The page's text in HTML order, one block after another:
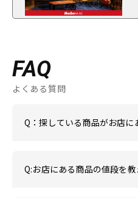
FAQ
よくある質問
Q：探している商品がお店に
Q:お店にある商品の値段を